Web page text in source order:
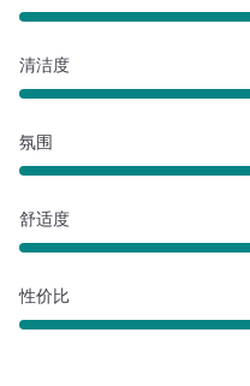
清洁度
氛围
舒适度
性价比